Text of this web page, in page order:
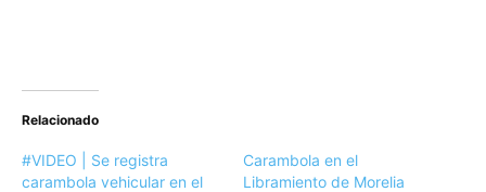
Relacionado
#VIDEO | Se registra
carambola vehicular en el
Carambola en el
Libramiento de Morelia